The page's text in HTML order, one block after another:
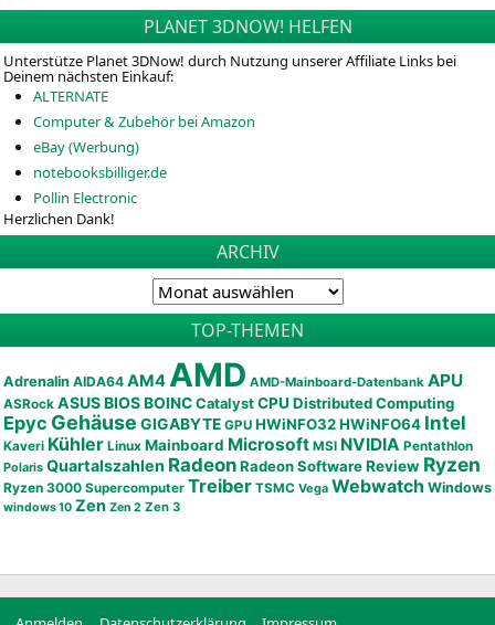
PLANET 3DNOW! HELFEN
Unterstütze Planet 3DNow! durch Nutzung unserer Affiliate Links bei
Deinem nächsten Einkauf:
ALTERNATE
Computer & Zubehör bei Amazon
eBay (Werbung)
notebooksbilliger.de
Pollin Electronic
Herzlichen Dank!
ARCHIV
TOP-THEMEN
Adrenalin AIDA64 AM4AMD AMD-Mainboard-Datenbank APU
ASRock ASUSBIOSBOINC Catalyst CPU Distributed Computing
Epyc Gehäuse GIGABYTE GPU HWiNFO32HWiNFO64 Intel
Kaveri Kühler Linux Mainboard Microsoft MSI NVIDIA Pentathlon
Polaris Quartalszahlen RadeonRadeon SoftwareReview Ryzen
Ryzen 3000 Supercomputer Treiber TSMC Vega Webwatch Windows
windows 10 Zen Zen 2 Zen 3